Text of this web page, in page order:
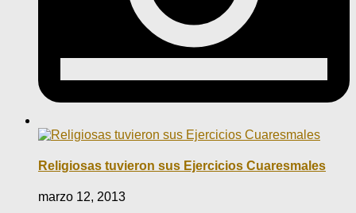
Religiosas tuvieron sus Ejercicios Cuaresmales
marzo 12, 2013